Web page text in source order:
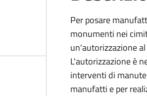
Per posare
monumenti nei
un'autorizzazione
L'autorizzazione è
interventi di
manufatti e per